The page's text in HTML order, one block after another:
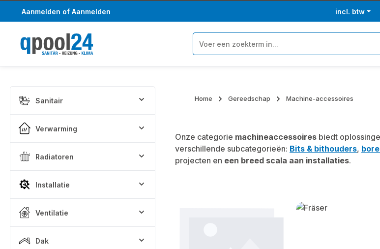
naar de hoofdinhoud
Ga naar de zoekopdracht
Aanmelden of Aanmelden incl. btw
Sanitair
Verwarming
Radiatoren
Installatie
Ventilatie
Dak
Home Gereedschap Machine-accessoires
Onze categorie machineaccessoires biedt
verschillende subcategorieën: Bits & bithouders,
projecten en een breed scala aan installaties.